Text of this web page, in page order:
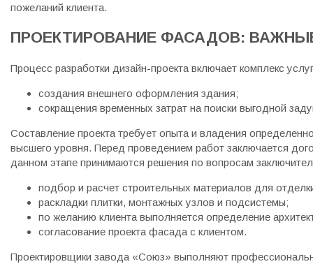
пожеланий клиента.
ПРОЕКТИРОВАНИЕ ФАСАДОВ:
Процесс разработки дизайн-проекта включает комплекс
создания внешнего оформления здания;
сокращения временных затрат на поиски выгодной
Составление проекта требует опыта и владения
высшего уровня. Перед проведением работ заключается
данном этапе принимаются решения по вопросам
подбор и расчет строительных материалов для
раскладки плитки, монтажных узлов и подсистемы;
по желанию клиента выполняется определение
согласование проекта фасада с клиентом.
Проектировщики завода «Союз» выполняют